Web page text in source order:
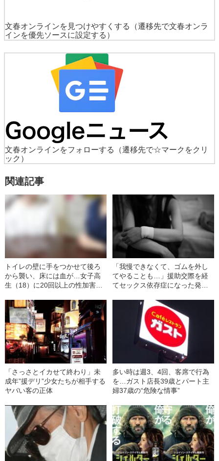
文春オンラインを見つけやすくする
（遷移先で文春オンラ
インを優先ソースに設定する）
文春オンラインをフォローする
（遷移先で☆マークをクリ
ック）
関連記事
トイレの壁に手をつかせて後ろ
から襲い、床には血が…女子高
生（18）に20回以上の性加害を
話”とは「俺の親は公務員で力が
ある」
「我慢できなくて、ゴムを外し
てやることも…」援助交際を経
てセックス依存症になった発達
「さっさとイカせて終わり」未
成年”援デリ”少女たちが相手する
ヤバい客の正体
多い時は週3、4回、客席で行為
を…ガスト店長39歳とパート主
婦37歳の“危険な情事”